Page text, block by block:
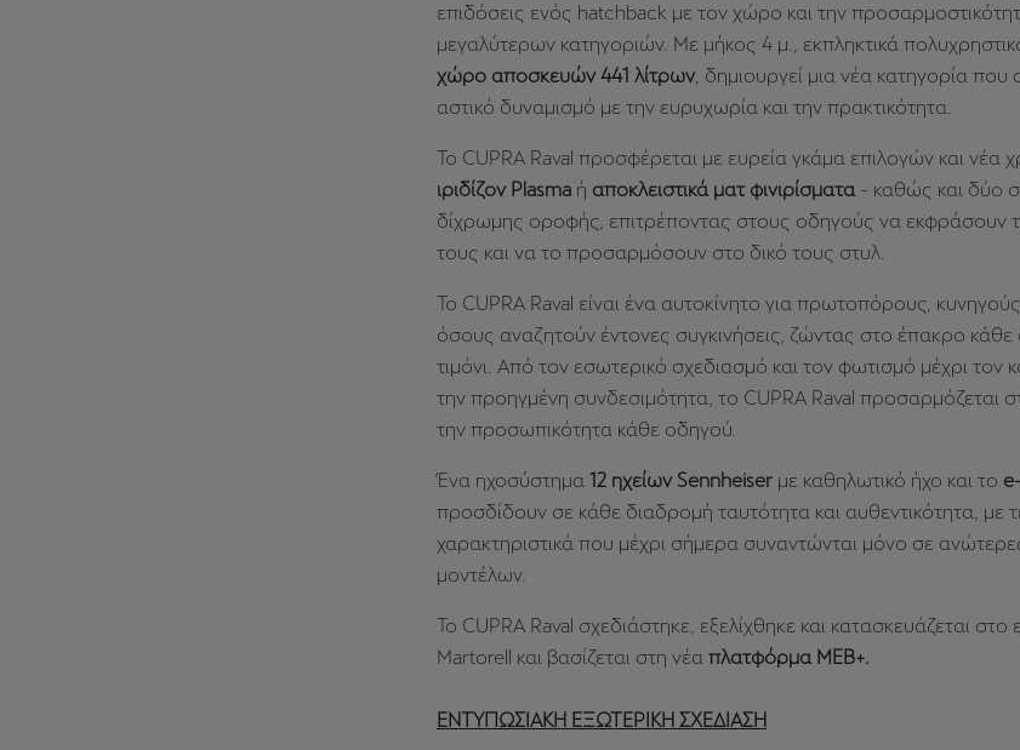
επιδόσεις ενός hatchback με τον χώρο και την
μεγαλύτερων κατηγοριών. Με μήκος 4 μ., εκπληκτικά
χώρο αποσκευών 441 λίτρων, δημιουργεί μια νέα κατηγορία που
αστικό δυναμισμό με την ευρυχωρία και την πρακτικότητα.
Το CUPRA Raval προσφέρεται με ευρεία γκάμα επιλογών και
ιριδίζον Plasma ή αποκλειστικά ματ φινιρίσματα - καθώς και δύο
δίχρωμης οροφής, επιτρέποντας στους οδηγούς να εκφράσουν
τους και να το προσαρμόσουν στο δικό τους στυλ.
Το CUPRA Raval είναι ένα αυτοκίνητο για πρωτοπόρους,
όσους αναζητούν έντονες συγκινήσεις, ζώντας στο έπακρο
τιμόνι. Από τον εσωτερικό σχεδιασμό και τον φωτισμό μέχρι τον
την προηγμένη συνδεσιμότητα, το CUPRA Raval προσαρμόζεται
την προσωπικότητα κάθε οδηγού.
Ένα ηχοσύστημα 12 ηχείων Sennheiser με καθηλωτικό ήχο και το
προσδίδουν σε κάθε διαδρομή ταυτότητα και αυθεντικότητα, με
χαρακτηριστικά που μέχρι σήμερα συναντώνται μόνο σε
μοντέλων.
Το CUPRA Raval σχεδιάστηκε, εξελίχθηκε και κατασκευάζεται
Martorell και βασίζεται στη νέα πλατφόρμα MEB+.
ΕΝΤΥΠΩΣΙΑΚΗ ΕΞΩΤΕΡΙΚΗ ΣΧΕΔΙΑΣΗ